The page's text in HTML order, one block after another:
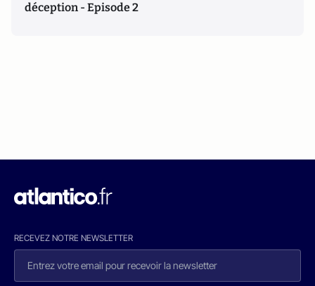
déception - Episode 2
RECEVEZ NOTRE NEWSLETTER